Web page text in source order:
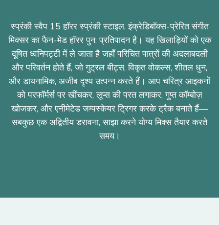
स्प्रंकी स्वैप 15 हॉरर स्प्रंकी स्टाइल, इंक्रेडिबॉक्स-प्रेरित संगीत
मिक्सर का फैन-मेड हॉरर पुन: प्रतिपादन है। यह खिलाड़ियों को एक
दूषित ध्वनिपट्टी में ले जाता है जहाँ परिचित पात्रों की अदलाबदली
और परिवर्तन होते हैं, जो गुट्रल बीट्स, विकृत वोकल्स, शीतल धुन,
और डायनामिक, अजीब दृश्य उत्पन्न करते हैं। आप चरित्र आइकनों
को परफॉर्मर्स पर खींचकर, लूप्स की परत लगाकर, गुप्त कॉम्बोज़
खोजकर, और एनीमेटेड जम्पस्केयर ट्रिगर करके ट्रैक बनाते हैं—
सबकुछ एक अद्वितीय डरावना, साझा करने योग्य मिक्स तैयार करते
समय।